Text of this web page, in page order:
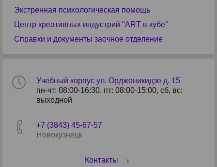
Экстренная психологическая помощь
Центр креативных индустрий "ART в кубе"
Справки и документы заочное отделение
Учебный корпус ул. Орджоникидзе д. 15
пн-чт: 08:00-16:30, пт: 08:00-15:00, сб, вс:
выходной
+7 (3843) 45-67-57
Новокузнецк
Контакты